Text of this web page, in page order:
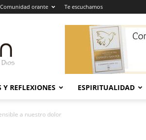
Comunidad orante Te escuchamos
Y REFLEXIONES ESPIRITUALIDAD
a nuestro dolor